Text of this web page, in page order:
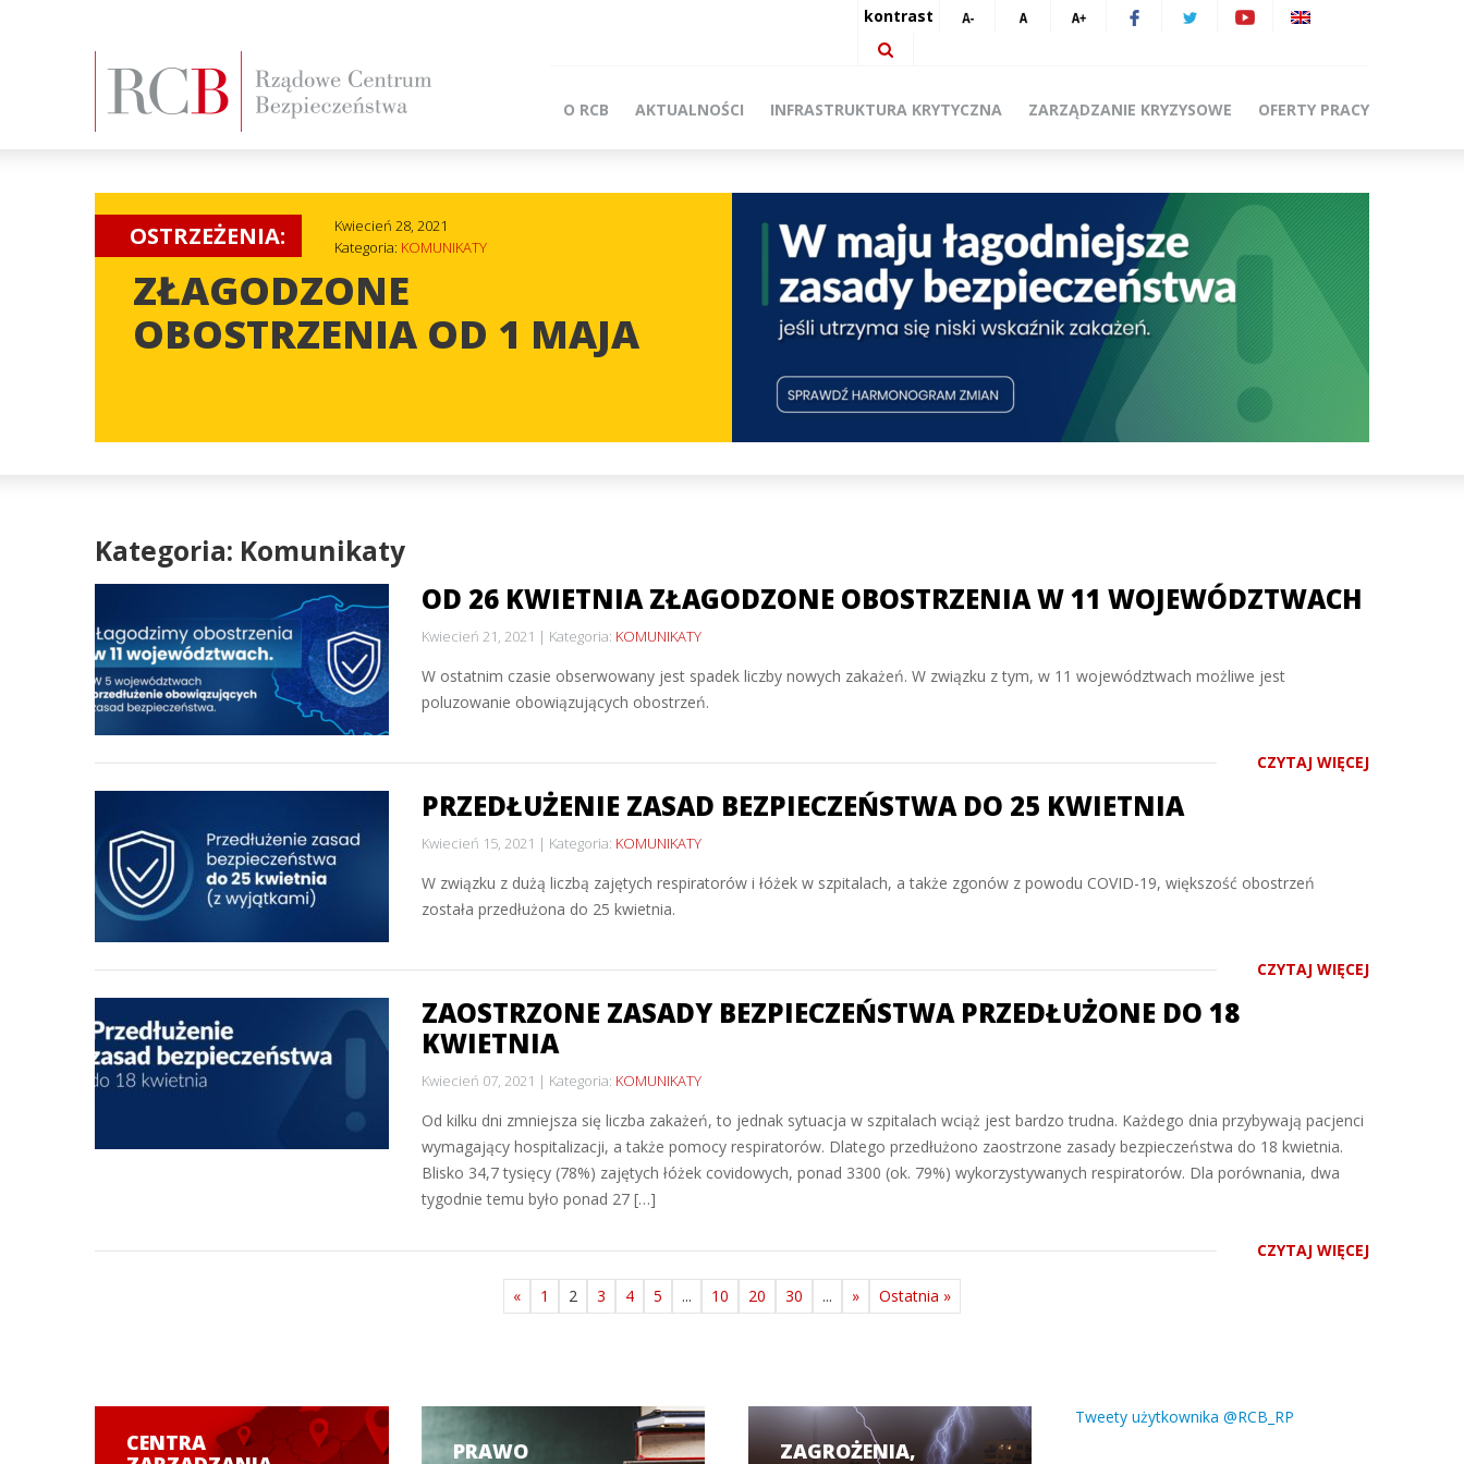
kontrast
O RCB AKTUALNOŚCI INFRASTRUKTURA KRYTYCZNA ZARZĄDZANIE KRYZYSOWE OFERTY PRACY
OSTRZEŻENIA:
Kwiecień 28, 2021
Kategoria: KOMUNIKATY
ZŁAGODZONE
OBOSTRZENIA OD 1 MAJA
Kategoria: Komunikaty
OD 26 KWIETNIA ZŁAGODZONE OBOSTRZENIA W 11 WOJEWÓDZTWACH
Kwiecień 21, 2021 Kategoria: KOMUNIKATY
W ostatnim czasie obserwowany jest spadek liczby nowych zakażeń. W związku z tym, w 11 województwach możliwe jest
poluzowanie obowiązujących obostrzeń.
CZYTAJ WIĘCEJ
PRZEDŁUŻENIE ZASAD BEZPIECZEŃSTWA DO 25 KWIETNIA
Kwiecień 15, 2021 Kategoria: KOMUNIKATY
W związku z dużą liczbą zajętych respiratorów i łóżek w szpitalach, a także zgonów z powodu COVID-19, większość obostrzeń
została przedłużona do 25 kwietnia.
CZYTAJ WIĘCEJ
ZAOSTRZONE ZASADY BEZPIECZEŃSTWA PRZEDŁUŻONE DO 18
KWIETNIA
Kwiecień 07, 2021 Kategoria: KOMUNIKATY
Od kilku dni zmniejsza się liczba zakażeń, to jednak sytuacja w szpitalach wciąż jest bardzo trudna. Każdego dnia przybywają pacjenci
wymagający hospitalizacji, a także pomocy respiratorów. Dlatego przedłużono zaostrzone zasady bezpieczeństwa do 18 kwietnia.
Blisko 34,7 tysięcy (78%) zajętych łóżek covidowych, ponad 3300 (ok. 79%) wykorzystywanych respiratorów. Dla porównania, dwa
tygodnie temu było ponad 27 […]
CZYTAJ WIĘCEJ
« 1 2 3 4 5 ... 10 20 30 ... » Ostatnia »
CENTRA
PRAWO
ZAGROŻENIA,
Tweety użytkownika @RCB_RP